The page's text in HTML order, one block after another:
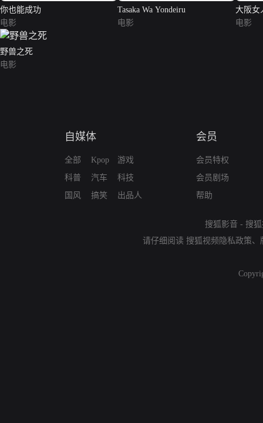
你也能成功
电影
Tasaka Wa Yondeiru
电影
大阪女
电影
野兽之死
电影
自媒体
全部
科普
国风
Kpop
汽车
搞笑
游戏
科技
出品人
会员
会员特权
会员剧场
帮助
搜狐影音 - 搜
请仔细阅读 搜狐视频隐私政策、